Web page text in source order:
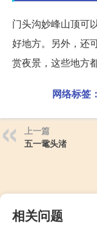
门头沟妙峰山顶可
好地方。另外，还
赏夜景，这些地方
网络标签：
上一篇
五一鼋头渚
相关问题